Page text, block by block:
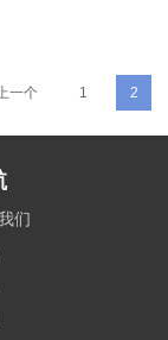
一个 1 2
们